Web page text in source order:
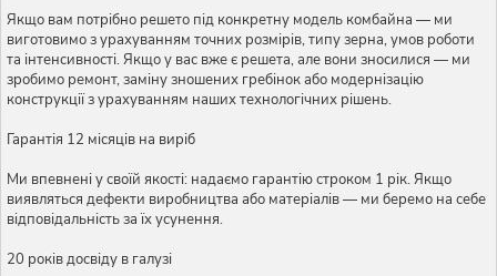
Якщо вам потрібно решето під конкретну модель комбайна — ми
виготовимо з урахуванням точних розмірів, типу зерна, умов роботи
та інтенсивності. Якщо у вас вже є решета, але вони зносилися — ми
зробимо ремонт, заміну зношених гребінок або модернізацію
конструкції з урахуванням наших технологічних рішень.
Гарантія 12 місяців на виріб
Ми впевнені у своїй якості: надаємо гарантію строком 1 рік. Якщо
виявляться дефекти виробництва або матеріалів — ми беремо на себе
відповідальність за їх усунення.
20 років досвіду в галузі